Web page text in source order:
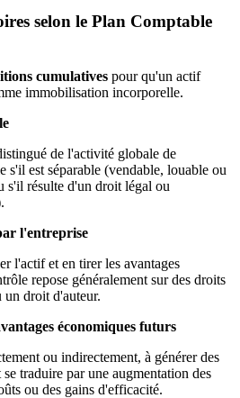
selon le Plan Comptable
cumulatives pour qu'un actif
immobilisation incorporelle.
de l'activité globale de
s'il est séparable (vendable, louable ou
s'il résulte d'un droit légal ou
l'entreprise
l'actif et en tirer les avantages
repose généralement sur des droits
un droit d'auteur.
économiques futurs
ou indirectement, à générer des
traduire par une augmentation des
ou des gains d'efficacité.